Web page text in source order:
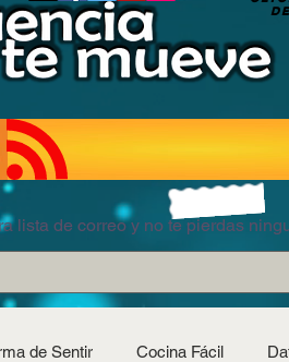
lista de correo y no te pierdas
de Sentir Cocina Fácil